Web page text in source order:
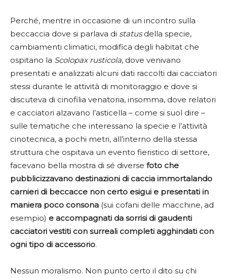
Perché, mentre in occasione di un incontro sulla
beccaccia dove si parlava di statusdella specie,
cambiamenti climatici, modifica degli habitat che
ospitano la Scolopax rusticola, dove venivano
presentati e analizzati alcuni dati raccolti dai cacciatori
stessi durante le attività di monitoraggio e dove si
discuteva di cinofilia venatoria, insomma, dove relatori
e cacciatori alzavano l’asticella – come si suol dire –
sulle tematiche che interessano la specie e l’attività
cinotecnica, a pochi metri, all’interno della stessa
struttura che ospitava un evento fieristico di settore,
facevano bella mostra di sé diverse foto che
pubblicizzavano destinazioni di caccia immortalando
carnieri di beccacce non certo esigui e presentati in
maniera poco consona (sui cofani delle macchine, ad
esempio) e accompagnati da sorrisi di gaudenti
cacciatori vestiti con surreali completi agghindati con
ogni tipo di accessorio.
Nessun moralismo. Non punto certo il dito su chi